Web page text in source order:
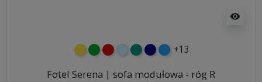
visibility
żółtyzielonyczerwony
błękitnyturkusowy
granatowy
niebieski
+13
Fotel Serena | sofa modułowa - róg R